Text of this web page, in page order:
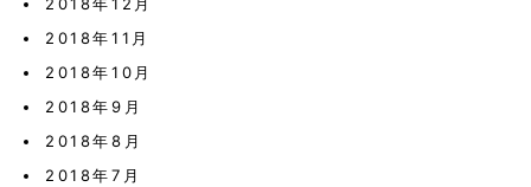
2018年11月
2018年10月
2018年9月
2018年8月
2018年7月